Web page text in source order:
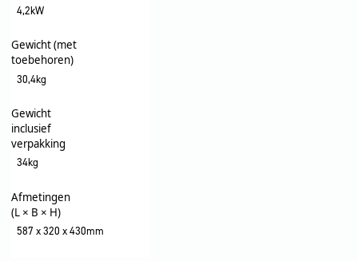
4,2kW
Gewicht (met
toebehoren)
30,4kg
Gewicht
inclusief
verpakking
34kg
Afmetingen
(L × B × H)
587 x 320 x 430mm